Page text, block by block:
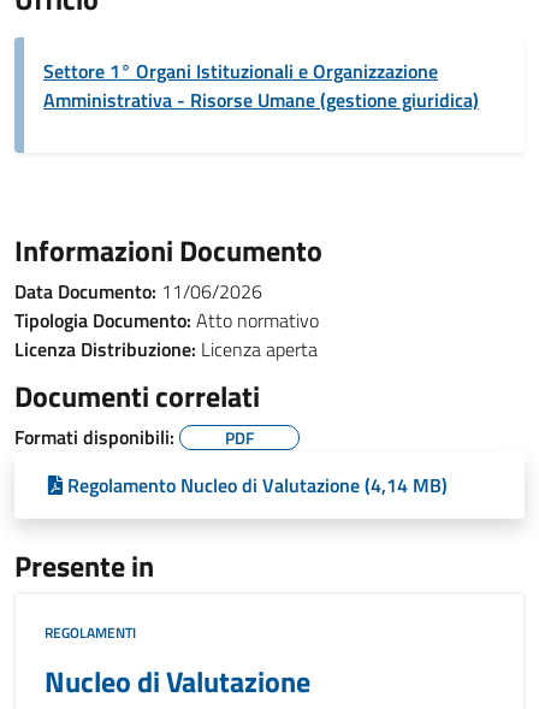
Settore 1° Organi Istituzionali e Organizzazione
Amministrativa - Risorse Umane (gestione giuridica)
Informazioni Documento
Data Documento: 11/06/2026
Tipologia Documento: Atto normativo
Licenza Distribuzione: Licenza aperta
Documenti correlati
Formati disponibili: PDF
Regolamento Nucleo di Valutazione (4,14 MB)
Presente in
REGOLAMENTI
Nucleo di Valutazione